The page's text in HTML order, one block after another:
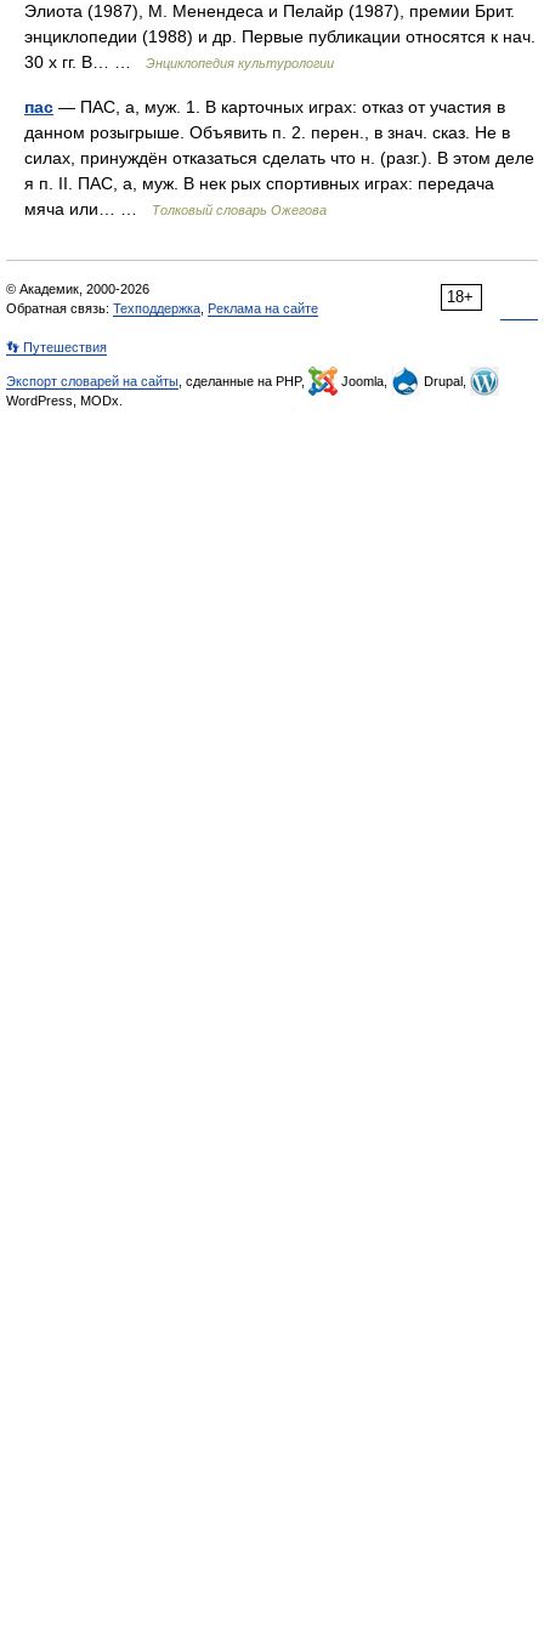
Элиота (1987), М. Менендеса и Пелайр (1987), премии Брит.
энциклопедии (1988) и др. Первые публикации относятся к нач.
30 х гг. В… …
Энциклопедия культурологии
пас — ПАС, а, муж. 1. В карточных играх: отказ от участия в
данном розыгрыше. Объявить п. 2. перен., в знач. сказ. Не в
силах, принуждён отказаться сделать что н. (разг.). В этом деле
я п. II. ПАС, а, муж. В нек рых спортивных играх: передача
мяча или… …
Толковый словарь Ожегова
18+
© Академик, 2000-2026
Обратная связь: Техподдержка Реклама на сайте
👣 Путешествия
Экспорт словарей на сайты , сделанные на PHP, Joomla,
Drupal,
WordPress, MODx.